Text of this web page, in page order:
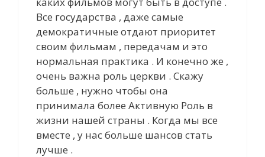
Все государства , даже самые
демократичные отдают приоритет
своим фильмам , передачам и это
нормальная практика . И конечно же ,
очень важна роль церкви . Скажу
больше , нужно чтобы она
принимала более Активную Роль в
жизни нашей страны . Когда мы все
вместе , у нас больше шансов стать
лучше .